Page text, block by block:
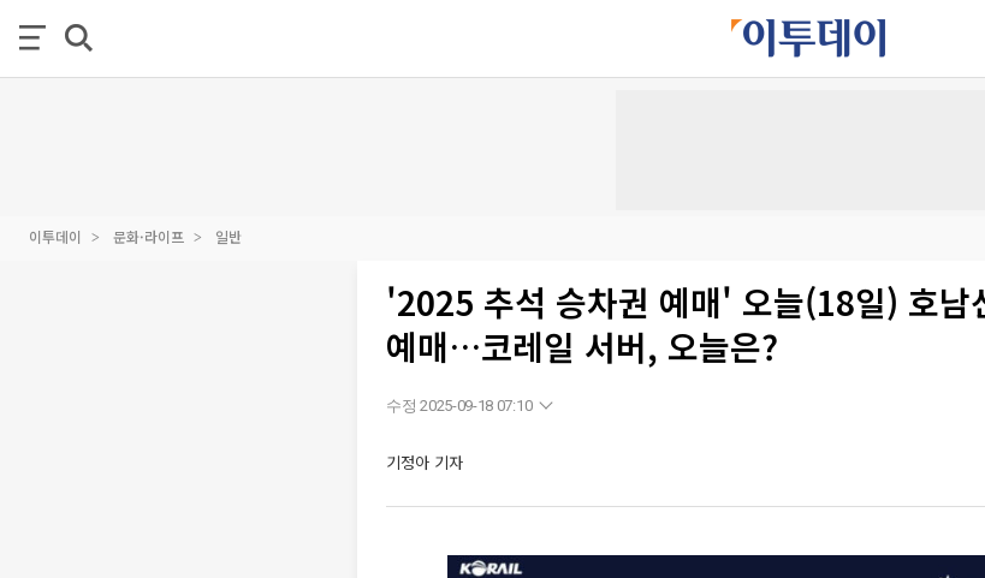
이투데이 문화·라이프 일반
'2025 추석 승차권 예매' 오늘(18일) 호남
예매…코레일 서버, 오늘은?
수정 2025-09-18 07:10
기정아 기자